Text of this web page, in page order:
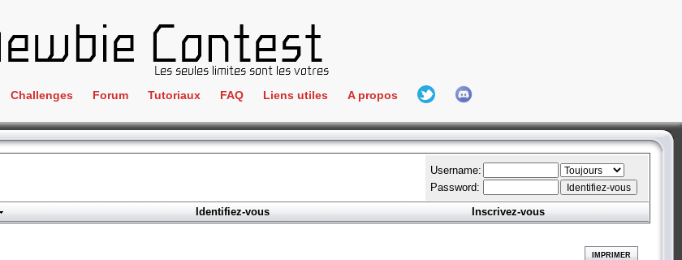
Challenges
Crackme
ClientSide
Forensics
Forum Tutoriaux FAQ Liens utiles
IRC
Newbie Connect
Partenaires
A propos
L'équipe
Hall Of Fame
Username:
Password:
Identifiez-vous Inscrivez-vous
IMPRIMER